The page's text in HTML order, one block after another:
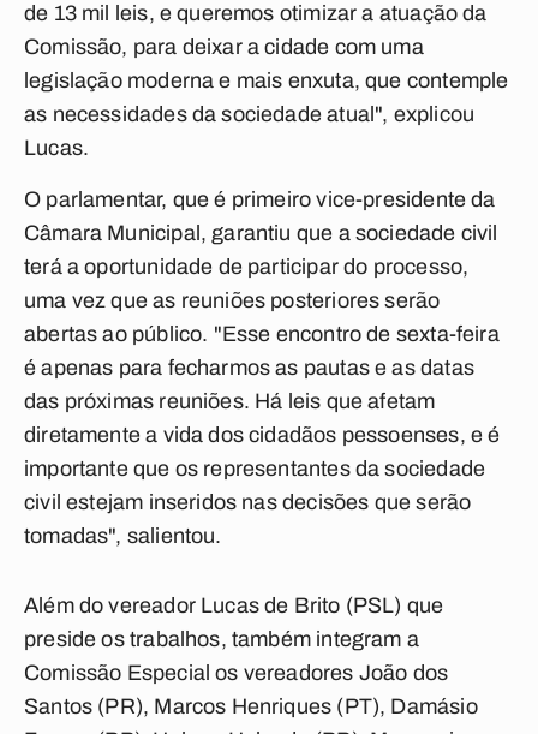
de 13 mil leis, e queremos otimizar a atuação da
Comissão, para deixar a cidade com uma
legislação moderna e mais enxuta, que contemple
as necessidades da sociedade atual", explicou
Lucas.
O parlamentar, que é primeiro vice-presidente da
Câmara Municipal, garantiu que a sociedade civil
terá a oportunidade de participar do processo,
uma vez que as reuniões posteriores serão
abertas ao público. "Esse encontro de sexta-feira
é apenas para fecharmos as pautas e as datas
das próximas reuniões. Há leis que afetam
diretamente a vida dos cidadãos pessoenses, e é
importante que os representantes da sociedade
civil estejam inseridos nas decisões que serão
tomadas", salientou.
Além do vereador Lucas de Brito (PSL) que
preside os trabalhos, também integram a
Comissão Especial os vereadores João dos
Santos (PR), Marcos Henriques (PT), Damásio